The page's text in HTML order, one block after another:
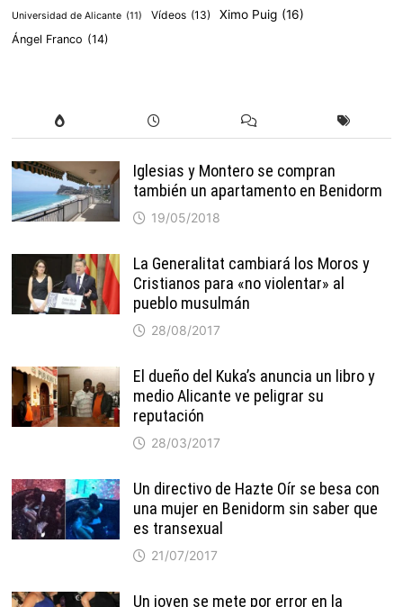
Universidad de Alicante (11) Vídeos (13) Ximo Puig (16)
Ángel Franco (14)
Iglesias y Montero se compran
también un apartamento en Benidorm
19/05/2018
La Generalitat cambiará los Moros y
Cristianos para «no violentar» al
pueblo musulmán
28/08/2017
El dueño del Kuka’s anuncia un libro y
medio Alicante ve peligrar su
reputación
28/03/2017
Un directivo de Hazte Oír se besa con
una mujer en Benidorm sin saber que
es transexual
21/07/2017
Un joven se mete por error en la